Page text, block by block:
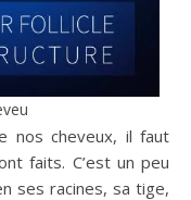
nos cheveux, il faut
faits. C’est un peu
ses racines, sa tige,